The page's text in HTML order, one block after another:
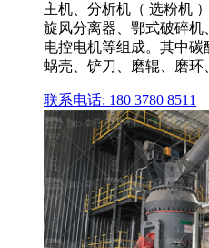
主机、分析机（ 选粉机
旋风分离器、鄂式破碎机
电控电机等组成。其中
蜗壳、铲刀、磨辊、磨环
联系电话: 180 3780 8511